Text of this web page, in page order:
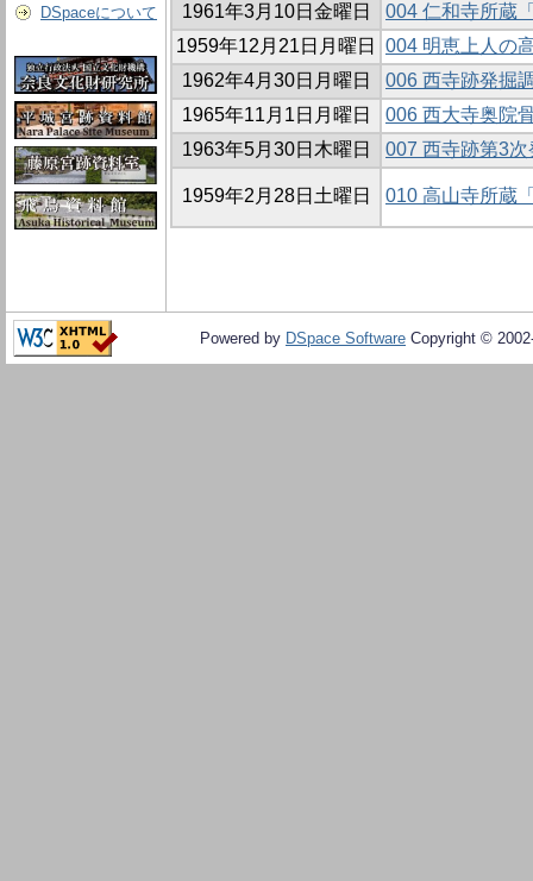
DSpaceについて
1961年3月10日金曜日
004 仁和寺所蔵
1959年12月21日月曜日
004 明恵上人の
1962年4月30日月曜日
006 西寺跡発掘
1965年11月1日月曜日
006 西大寺奥院
1963年5月30日木曜日
007 西寺跡第3
1959年2月28日土曜日 010 高山寺所蔵
Powered by DSpace Software Copyright ©